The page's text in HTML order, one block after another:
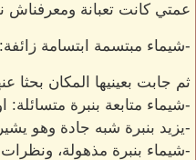
عمتي كانت تعبانة ومعرفناش
-شيماء مبتسمة ابتسامة
ثم جابت بعينيها المكان بحثا
-شيماء متابعة بنبرة
-يزيد بنبرة شبه جادة وهو
-شيماء بنبرة مذهولة،